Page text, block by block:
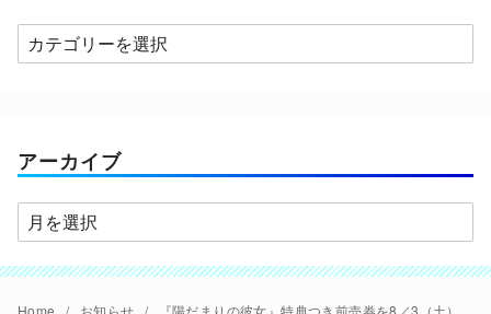
カ
テ
ー
アーカイブ
ア
ー
カ
イ